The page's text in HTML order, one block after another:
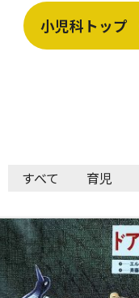
小児科トップ
すべて 育児